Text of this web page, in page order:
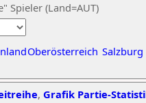
Spieler (Land=AUT)
Oberösterreich Salzburg
, Grafik Partie-